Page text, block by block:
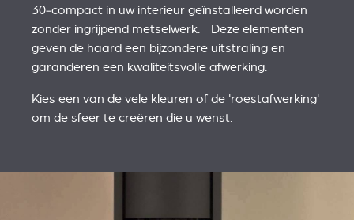
30‑compact in uw interieur geïnstalleerd worden
zonder ingrijpend metselwerk. Deze elementen
geven de haard een bijzondere uitstraling en
garanderen een kwaliteitsvolle afwerking.
Kies een van de vele kleuren of de 'roestafwerking'
om de sfeer te creëren die u wenst.